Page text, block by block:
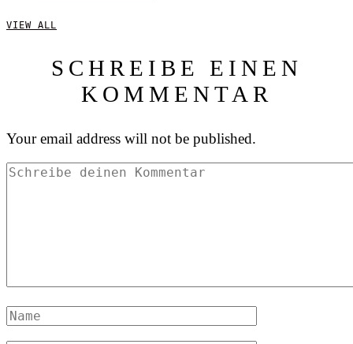
VIEW ALL
SCHREIBE EINEN
KOMMENTAR
Your email address will not be published.